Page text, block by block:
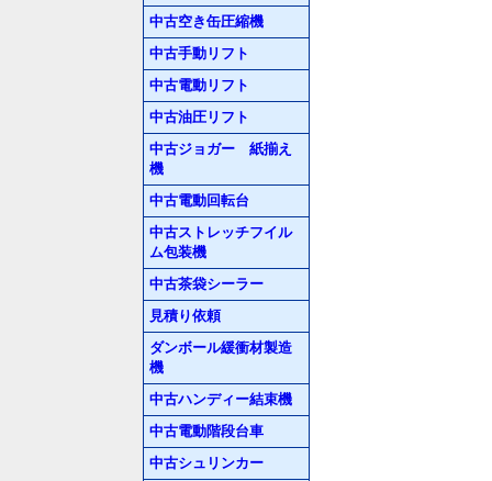
中古空き缶圧縮機
中古手動リフト
中古電動リフト
中古油圧リフト
中古ジョガー 紙揃え
機
中古電動回転台
中古ストレッチフイル
ム包装機
中古茶袋シーラー
見積り依頼
ダンボール緩衝材製造
機
中古ハンディー結束機
中古電動階段台車
中古シュリンカー